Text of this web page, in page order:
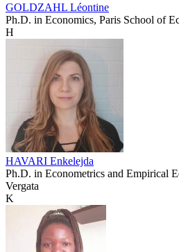
GOLDZAHL Léontine
Ph.D. in Economics, Paris School of
H
HAVARI Enkelejda
Ph.D. in Econometrics and Empirical
Vergata
K